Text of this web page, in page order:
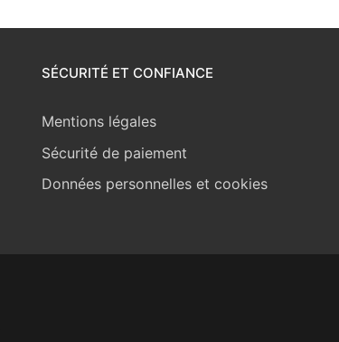
SÉCURITÉ ET CONFIANCE
Mentions légales
Sécurité de paiement
Données personnelles et cookies